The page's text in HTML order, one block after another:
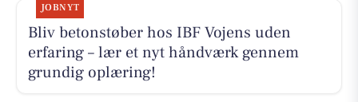
JOBNYT
Bliv betonstøber hos IBF Vojens uden
erfaring – lær et nyt håndværk gennem
grundig oplæring!